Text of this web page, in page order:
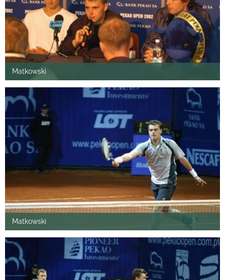
Matkowski
Matkowski